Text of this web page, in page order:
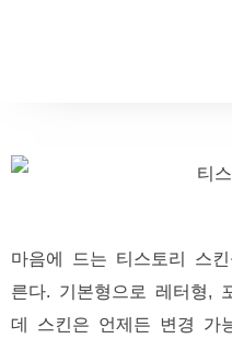
마음에 드는 티스토리 스
른다. 기본형으로 레터형,
데 스킨은 언제든 변경 가